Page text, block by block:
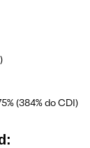
(384% do CDI)